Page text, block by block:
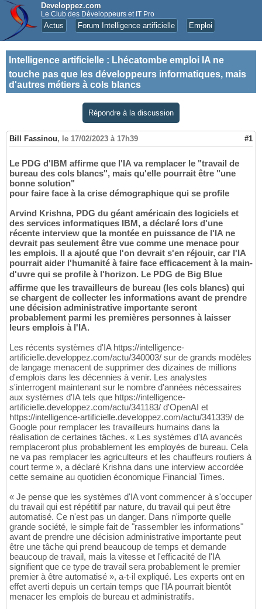
Developpez.com
Le Club des Développeurs et IT Pro
Actus Forum Intelligence artificielle Emploi
Intelligence artificielle : Lhécatombe emploi IA ne
touche pas que les développeurs informatiques, mais
d'autres métiers à cols blancs
Répondre à la discussion
Bill Fassinou, le 17/02/2023 à 17h39 #1
Le PDG d'IBM affirme que l'IA va remplacer le "travail de
bureau des cols blancs", mais qu'elle pourrait être "une
bonne solution"
pour faire face à la crise démographique qui se profile
Arvind Krishna, PDG du géant américain des logiciels et
des services informatiques IBM, a déclaré lors d'une
récente interview que la montée en puissance de l'IA ne
devrait pas seulement être vue comme une menace pour
les emplois. Il a ajouté que l'on devrait s'en réjouir, car l'IA
pourrait aider l'humanité à faire face efficacement à la main-
d'uvre qui se profile à l'horizon. Le PDG de Big Blue
affirme que les travailleurs de bureau (les cols blancs) qui
se chargent de collecter les informations avant de prendre
une décision administrative importante seront
probablement parmi les premières personnes à laisser
leurs emplois à l'IA.
Les récents systèmes d'IA https://intelligence-
artificielle.developpez.com/actu/340003/ sur de grands modèles
de langage menacent de supprimer des dizaines de millions
d'emplois dans les décennies à venir. Les analystes
s'interrogent maintenant sur le nombre d'années nécessaires
aux systèmes d'IA tels que https://intelligence-
artificielle.developpez.com/actu/341183/ d'OpenAI et
https://intelligence-artificielle.developpez.com/actu/341339/ de
Google pour remplacer les travailleurs humains dans la
réalisation de certaines tâches. « Les systèmes d'IA avancés
remplaceront plus probablement les employés de bureau. Cela
ne va pas remplacer les agriculteurs et les chauffeurs routiers à
court terme », a déclaré Krishna dans une interview accordée
cette semaine au quotidien économique Financial Times.
« Je pense que les systèmes d'IA vont commencer à s'occuper
du travail qui est répétitif par nature, du travail qui peut être
automatisé. Ce n'est pas un danger. Dans n'importe quelle
grande société, le simple fait de "rassembler les informations"
avant de prendre une décision administrative importante peut
être une tâche qui prend beaucoup de temps et demande
beaucoup de travail, mais la vitesse et l'efficacité de l'IA
signifient que ce type de travail sera probablement le premier
premier à être automatisé », a-t-il expliqué. Les experts ont en
effet averti depuis un certain temps que l'IA pourrait bientôt
menacer les emplois de bureau et administratifs.